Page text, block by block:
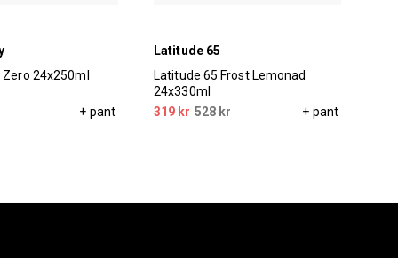
24x250ml
+ pant
Latitude 65
Latitude 65 Frost Lemonad
24x330ml
319 kr 528 kr + pant